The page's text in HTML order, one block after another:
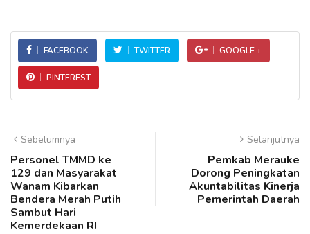
FACEBOOK TWITTER GOOGLE +
PINTEREST
Sebelumnya
Personel TMMD ke
129 dan Masyarakat
Wanam Kibarkan
Bendera Merah Putih
Sambut Hari
Kemerdekaan RI
Selanjutnya
Pemkab Merauke
Dorong Peningkatan
Akuntabilitas Kinerja
Pemerintah Daerah